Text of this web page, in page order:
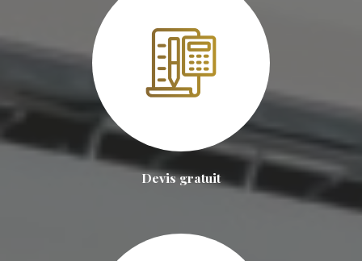
Devis gratuit